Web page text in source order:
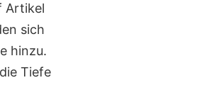
Artikel
sich
hinzu.
Tiefe